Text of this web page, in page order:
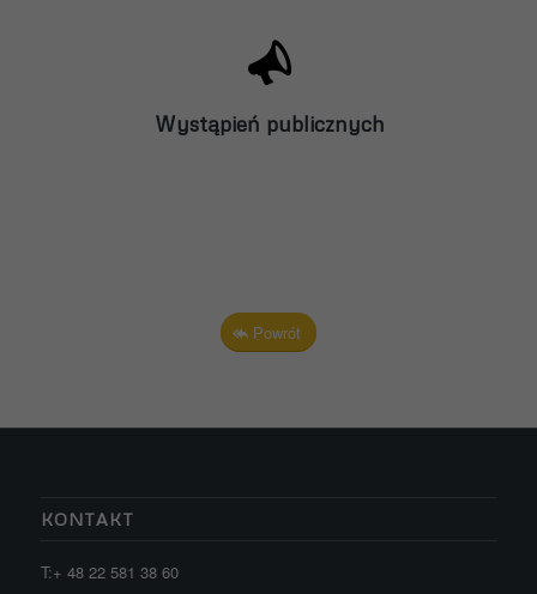
Wystąpień publicznych
Powrót
KONTAKT
T:+ 48 22 581 38 60